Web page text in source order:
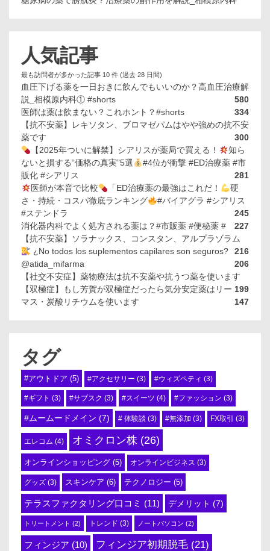
人気記事
最も訪問者が多かった記事 10 件 (過去 28 日間)
血圧下げる薬を一日おきに飲んでもいいのか？高血圧治療解
説_相模原内科① #shorts
580
医師は薬は飲まない？これホント？#shorts
334
【抗不安薬】レキソタン、ブロマゼパムはやや強めの抗不安
薬です
300
【2025年ついに解禁】シアリスが薬局で買える！
知ら
ないと損する“価格の真実”5選
#4位が衝撃 #ED治療薬 #市
販化 #シアリス
281
医師が本音で比較
「ED治療薬の最強はこれだ！
硬
さ・持続・コスパ徹底ランキング
#バイアグラ #シアリス
#ステンドラ
245
消化器内科でよく処方される薬は？#市販薬 #便秘薬 #
227
【抗不安薬】ソラナックス、コンスタン、アルプラゾラム
216
¿No todos los suplementos capilares son seguros?
@atida_mifarma
206
【社交不安症】薬物療法は抗不安薬や抗うつ薬を使います
199
【双極症】もし芳賀が双極症だったら気分安定薬はリー
マス・炭酸リチウムを使います
147
タグ
#アウトドア (5) #アクセサリー (3) #ウィズペティ (3)
#ギフト (3) #サブスク (3) #スイーツ (4) #ファッション (3)
#ムームードメイン (7) # 体験談 (3) #無添加 (3) FX取引 (3)
エレコム (4) オミクロン株 (26)
オンラインショッピング (5) オンラインビジネス (3)
グッズ (3) スキンケア (6) テクノロジー (5)
テラスファクタリング口コミ (11) デメリット (7)
トリートメント (2) トレンド (3) ノートパソコン (2)
フィンジア (10) フィンジア初期脱毛 (21)